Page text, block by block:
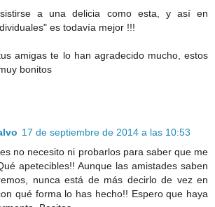
a una delicia como esta, y así en
es todavía mejor !!!
amigas te lo han agradecido mucho, estos
bonitos
17 de septiembre de 2014 a las 10:53
no necesito ni probarlos para saber que me
apetecibles!! Aunque las amistades saben
nunca está de más decirlo de vez en
qué forma lo has hecho!! Espero que haya